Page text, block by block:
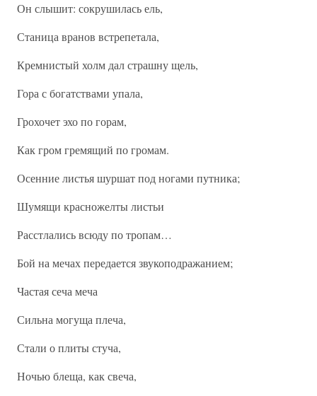
Он слышит: сокрушилась ель,
Станица вранов встрепетала,
Кремнистый холм дал страшну щель,
Гора с богатствами упала,
Грохочет эхо по горам,
Как гром гремящий по громам.
Осенние листья шуршат под ногами путника;
Шумящи красножелты листьи
Расстлались всюду по тропам…
Бой на мечах передается звукоподражанием;
Частая сеча меча
Сильна могуща плеча,
Стали о плиты стуча,
Ночью блеща, как свеча,